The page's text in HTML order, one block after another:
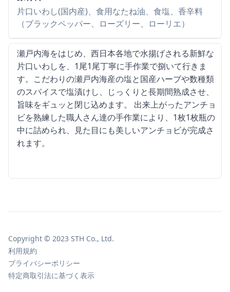
片口いわし(国内産)、食用なたね油、食塩、香辛料
（ブラックペッパー、ローズリー、ローリエ）
瀬戸内海をはじめ、西日本各地で水揚げされる新鮮な
片口いわしを、1尾1尾丁寧に手作業で捌いて行きま
す。こだわりの瀬戸内海産の塩と国産ハーブや数種類
のスパイスで塩漬けし、じっくりと長期間熟成させ、
旨味をギュッと閉じ込めます。 出来上がったアンチョ
ビを熟練した職人さん達の手作業により、1枚1枚瓶の
中に詰められ、見た目にも美しいアンチョビが完成さ
れます。
Copyright © 2023 STH Co., Ltd.
利用規約
プライバシーポリシー
特定商取引法に基づく表示